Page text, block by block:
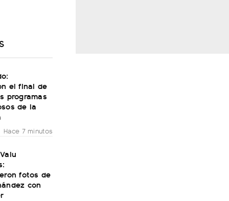
el final de
programas
de la
Hace 7 minutos
fotos de
con